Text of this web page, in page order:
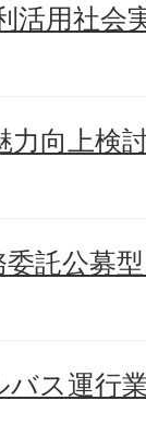
活用社会
力向上検
託公募
ス運行